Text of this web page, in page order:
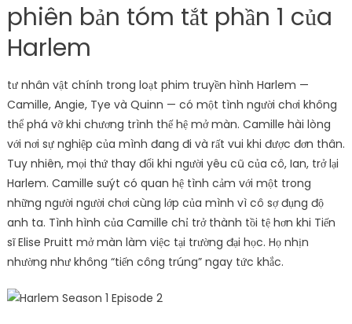
phiên bản tóm tắt phần 1 của
Harlem
tư nhân vật chính trong loạt phim truyền hình Harlem —
Camille, Angie, Tye và Quinn — có một tình người chơi không
thể phá vỡ khi chương trình thế hệ mở màn. Camille hài lòng
với nơi sự nghiệp của mình đang đi và rất vui khi được đơn thân.
Tuy nhiên, mọi thứ thay đổi khi người yêu cũ của cô, Ian, trở lại
Harlem. Camille suýt có quan hệ tình cảm với một trong
những người người chơi cùng lớp của mình vì cô sợ đụng độ
anh ta. Tình hình của Camille chỉ trở thành tồi tệ hơn khi Tiến
sĩ Elise Pruitt mở màn làm việc tại trường đại học. Họ nhịn
nhường như không “tiến công trúng” ngay tức khắc.